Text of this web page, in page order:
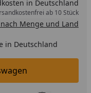
in Deutschland
ab 10 Stück
Menge und Land
in Deutschland
legen